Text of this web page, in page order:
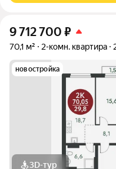
9 712 700 ₽
70,1 м² 2-комн. квартира
новостройка
3D-тур